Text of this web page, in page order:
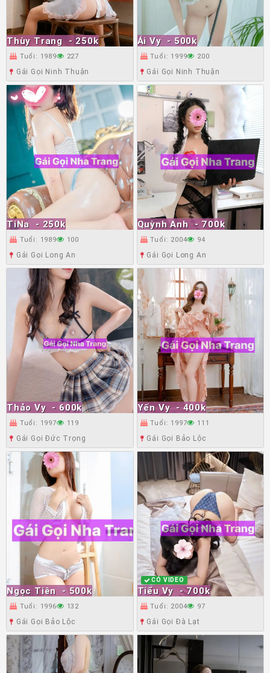
Thùy Trang - 250k
Tuổi: 1989 227
Gái Gọi Ninh Thuận
Ái Vy - 500k
Tuổi: 1999 200
Gái Gọi Ninh Thuận
TiNa - 250k
Tuổi: 1989 100
Gái Gọi Long An
Quỳnh Anh - 700k
Tuổi: 2004 94
Gái Gọi Long An
Thảo Vy - 600k
Tuổi: 1997 119
Gái Gọi Đức Trọng
Yến Vy - 400k
Tuổi: 1997 111
Gái Gọi Bảo Lộc
Ngọc Tiên - 500k
Tuổi: 1996 132
Gái Gọi Bảo Lộc
Tiểu Vy - 700k
CÓ VIDEO
Tuổi: 2004 97
Gái Gọi Đà Lạt